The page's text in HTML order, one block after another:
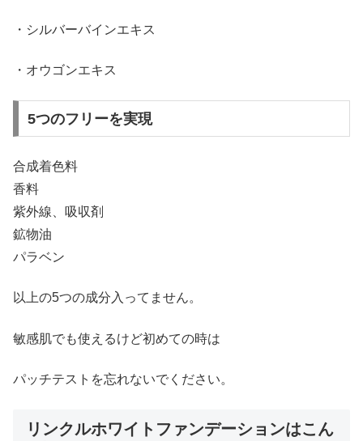
・シルバーバインエキス
・オウゴンエキス
5つのフリーを実現
合成着色料
香料
紫外線、吸収剤
鉱物油
パラベン
以上の5つの成分入ってません。
敏感肌でも使えるけど初めての時は
パッチテストを忘れないでください。
リンクルホワイトファンデーションはこん